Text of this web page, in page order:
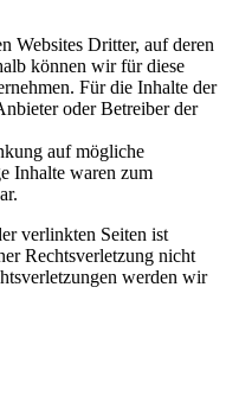
Websites Dritter, auf deren
können wir für diese
Für die Inhalte der
oder Betreiber der
auf mögliche
Inhalte waren zum
verlinkten Seiten ist
Rechtsverletzung nicht
werden wir